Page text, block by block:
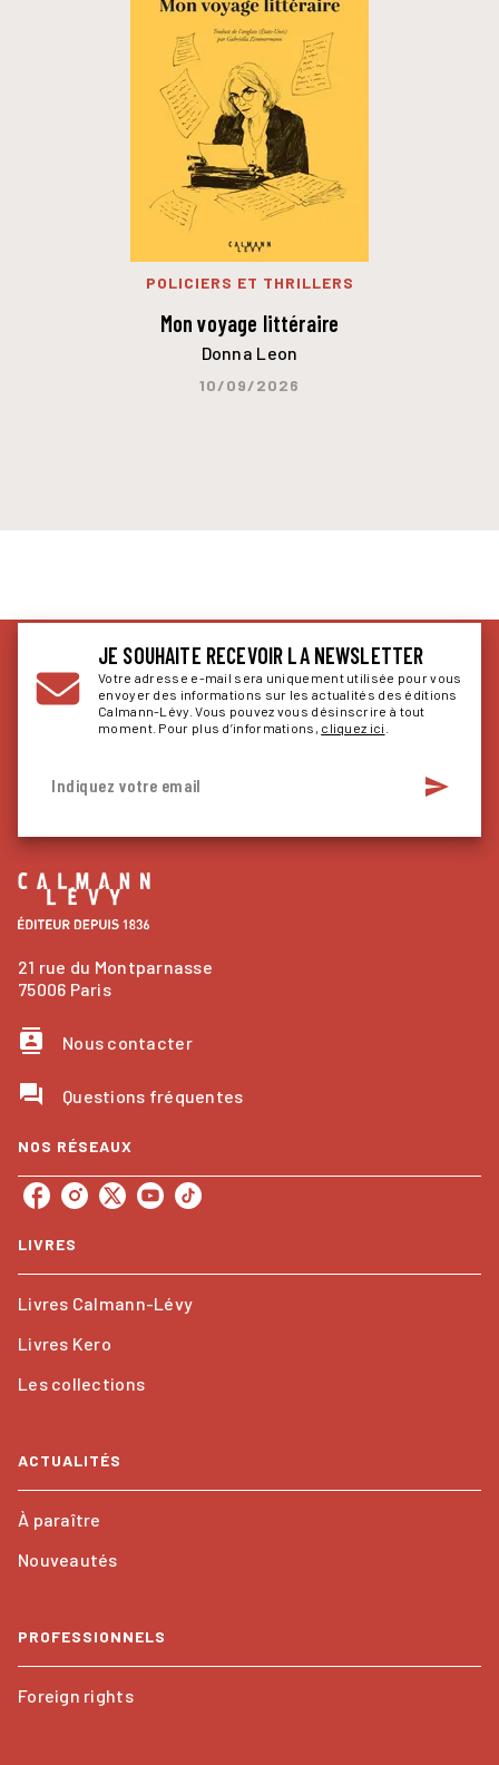
POLICIERS ET THRILLERS
Mon voyage littéraire
Donna Leon
10/09/2026
JE SOUHAITE RECEVOIR LA NEWSLETTER
Votre adresse e-mail sera uniquement utilisée pour vous
envoyer des informations sur les actualités des éditions
Calmann-Lévy. Vous pouvez vous désinscrire à tout
moment. Pour plus d’informations, cliquez ici
Indiquez votre email send
21 rue du Montparnasse
75006 Paris
contacts Nous contacter
question_answer Questions fréquentes
NOS RÉSEAUX
LIVRES
Livres Calmann-Lévy
Livres Kero
Les collections
ACTUALITÉS
À paraître
Nouveautés
PROFESSIONNELS
Foreign rights